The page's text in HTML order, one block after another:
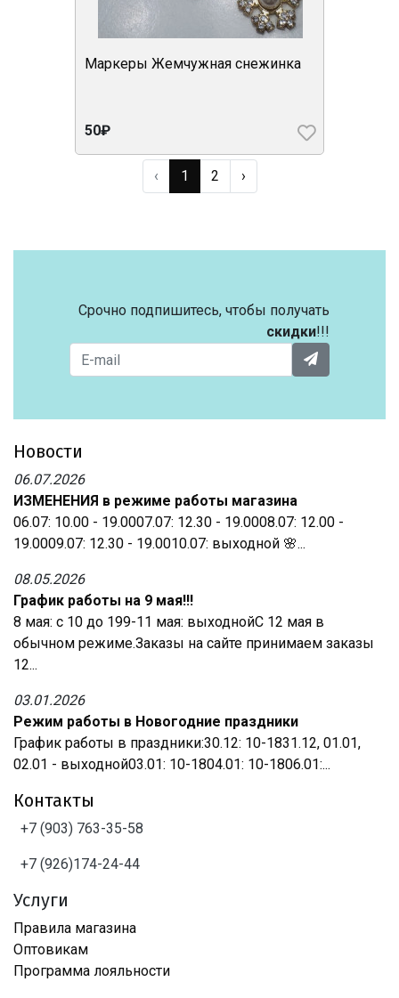
Маркеры Жемчужная снежинка
50₽
‹ 1 2 ›
Срочно подпишитесь, чтобы получать
скидки!!!
Новости
06.07.2026
ИЗМЕНЕНИЯ в режиме работы магазина
06.07: 10.00 - 19.0007.07: 12.30 - 19.0008.07: 12.00 -
19.0009.07: 12.30 - 19.0010.07: выходной 🌸...
08.05.2026
График работы на 9 мая!!!
8 мая: с 10 до 199-11 мая: выходнойС 12 мая в
обычном режиме.Заказы на сайте принимаем заказы
12...
03.01.2026
Режим работы в Новогодние праздники
График работы в праздники:30.12: 10-1831.12, 01.01,
02.01 - выходной03.01: 10-1804.01: 10-1806.01:...
Контакты
+7 (903) 763-35-58
+7 (926)174-24-44
Услуги
Правила магазина
Оптовикам
Программа лояльности